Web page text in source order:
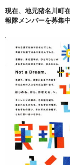
現在、地元猪名川町
報隊メンバーを募集中